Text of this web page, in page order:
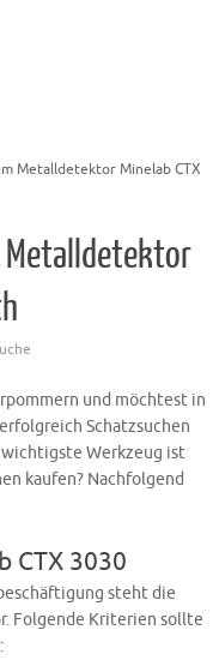
Metalldetektor Minelab CTX
Metalldetektor
und möchtest in
Schatzsuchen
Werkzeug ist
kaufen? Nachfolgend
CTX 3030
steht die
Folgende Kriterien sollte